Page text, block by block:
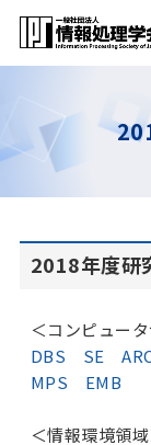
2018年度研
＜コンピュー
DBS
SE
MPS
EMB
＜情報環境領